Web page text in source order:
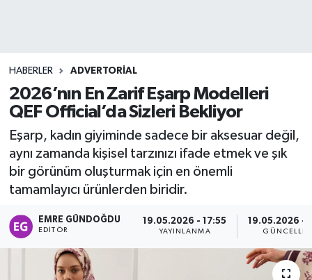
HABERLER ADVERTORIAL
2026’nın En Zarif Eşarp Modelleri
QEF Official’da Sizleri Bekliyor
Eşarp, kadın giyiminde sadece bir aksesuar değil,
aynı zamanda kişisel tarzınızı ifade etmek ve şık
bir görünüm oluşturmak için en önemli
tamamlayıcı ürünlerden biridir.
EMRE GÜNDOĞDU
EDITÖR
19.05.2026 - 17:55
YAYINLANMA
19.05.2026 -
Magazin
Spor
Sağlık
Teknoloji
Süper Lig Puan Durumu ve Fikstür
Tüm Manşetler
Son Dakika Haberleri
Haber Arşivi